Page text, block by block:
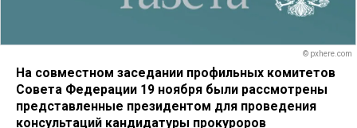
© pxhere.com
На совместном заседании профильных комитетов
Совета Федерации 19 ноября были рассмотрены
представленные президентом для проведения
консультаций кандидатуры прокуроров